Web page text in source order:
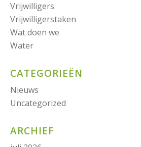
Vrijwilligers
Vrijwilligerstaken
Wat doen we
Water
CATEGORIEËN
Nieuws
Uncategorized
ARCHIEF